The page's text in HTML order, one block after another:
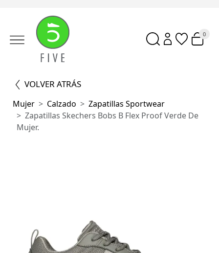
0
VOLVER ATRÁS
Mujer Calzado
Zapatillas Sportwear
Zapatillas Skechers Bobs B Flex Proof Verde De
Mujer.